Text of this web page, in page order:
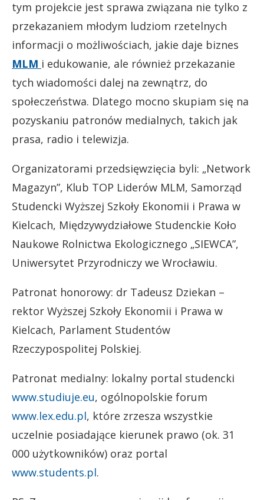
tym projekcie jest sprawa związana nie tylko z
przekazaniem młodym ludziom rzetelnych
informacji o możliwościach, jakie daje biznes
MLM i edukowanie, ale również przekazanie
tych wiadomości dalej na zewnątrz, do
społeczeństwa. Dlatego mocno skupiam się na
pozyskaniu patronów medialnych, takich jak
prasa, radio i telewizja.
Organizatorami przedsięwzięcia byli: „Network
Magazyn”, Klub TOP Liderów MLM, Samorząd
Studencki Wyższej Szkoły Ekonomii i Prawa w
Kielcach, Międzywydziałowe Studenckie Koło
Naukowe Rolnictwa Ekologicznego „SIEWCA”,
Uniwersytet Przyrodniczy we Wrocławiu.
Patronat honorowy: dr Tadeusz Dziekan –
rektor Wyższej Szkoły Ekonomii i Prawa w
Kielcach, Parlament Studentów
Rzeczypospolitej Polskiej.
Patronat medialny: lokalny portal studencki
www.studiuje.eu, ogólnopolskie forum
www.lex.edu.pl, które zrzesza wszystkie
uczelnie posiadające kierunek prawo (ok. 31
000 użytkowników) oraz portal
www.students.pl.